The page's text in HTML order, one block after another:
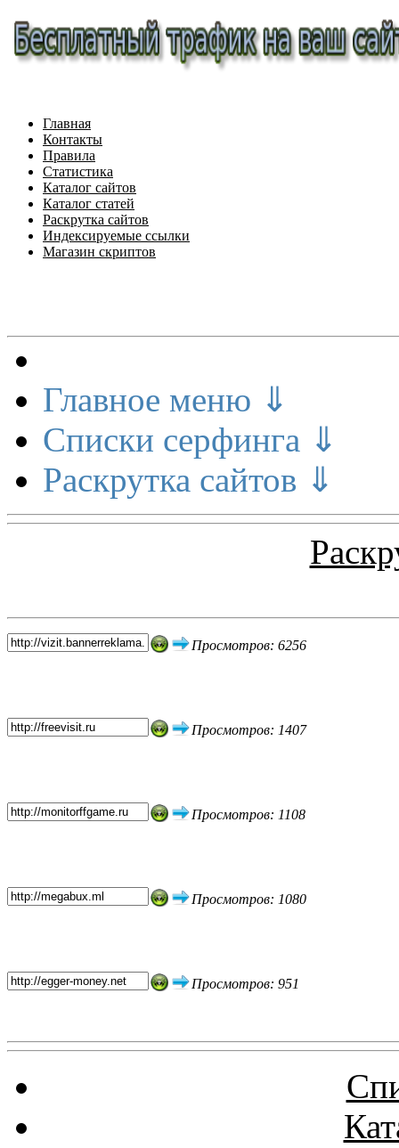
Главная
Контакты
Правила
Статистика
Каталог сайтов
Каталог статей
Раскрутка сайтов
Индексируемые ссылки
Магазин скриптов
Главное меню ⇓
Списки серфинга ⇓
Раскрутка сайтов ⇓
Просмотров: 6256
Просмотров: 1407
Просмотров: 1108
Просмотров: 1080
Просмотров: 951